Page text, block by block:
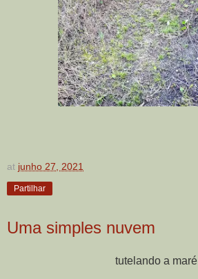
at junho 27, 2021
Partilhar
Uma simples nuvem
tutelando a maré